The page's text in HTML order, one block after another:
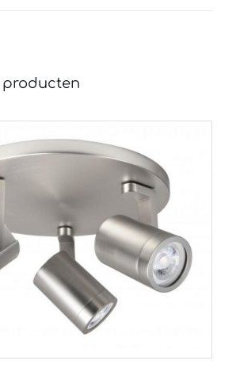
producten